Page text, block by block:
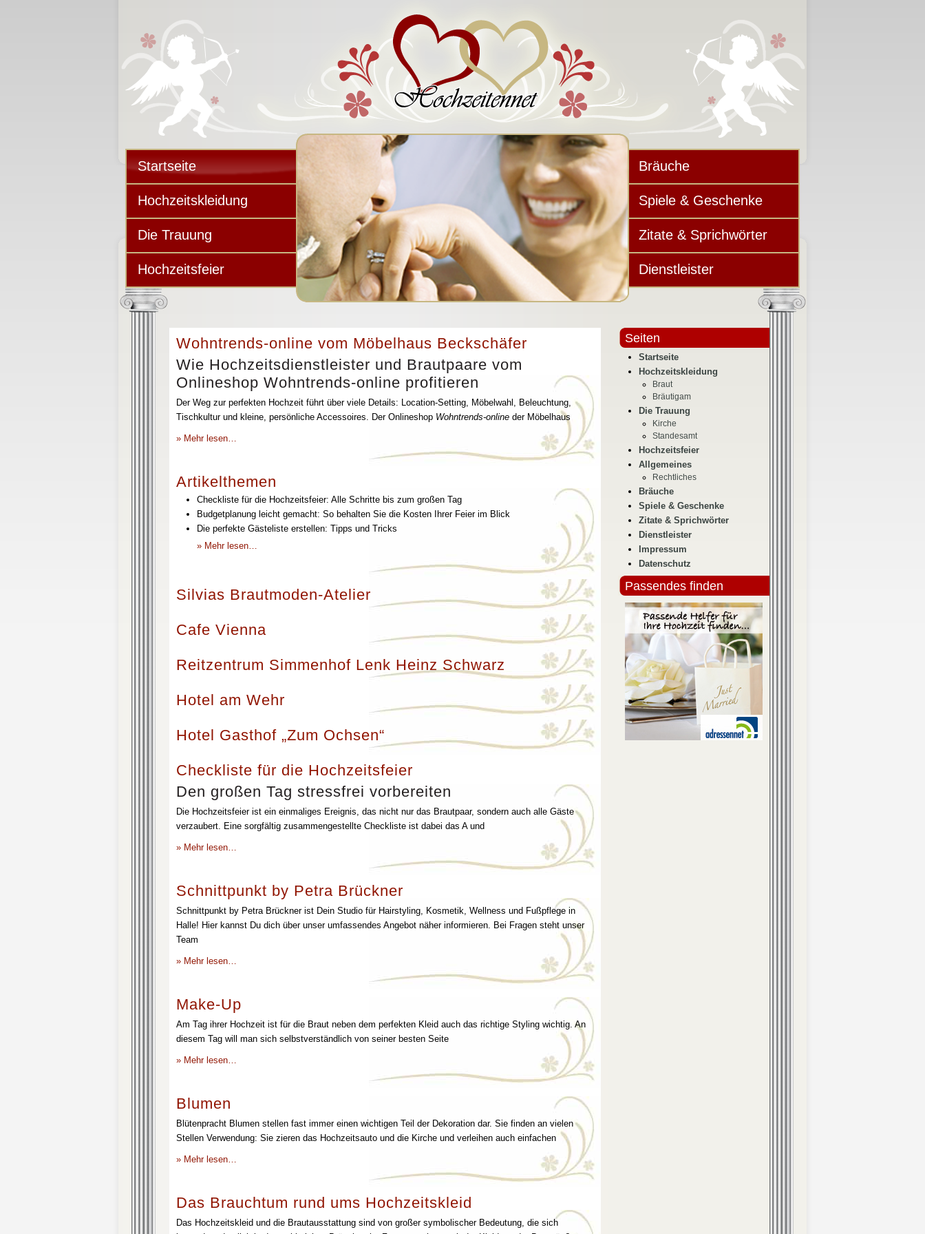
Startseite
Hochzeitskleidung
Die Trauung
Hochzeitsfeier
Bräuche
Spiele & Geschenke
Zitate & Sprichwörter
Dienstleister
Wohntrends-online vom Möbelhaus Beckschäfer
Wie Hochzeitsdienstleister und Brautpaare vom
Onlineshop Wohntrends-online profitieren
Der Weg zur perfekten Hochzeit führt über viele Details: Location-Setting, Möbelwahl, Beleuchtung,
Tischkultur und kleine, persönliche Accessoires. Der Onlineshop Wohntrends-online der Möbelhaus
» Mehr lesen…
Artikelthemen
Checkliste für die Hochzeitsfeier: Alle Schritte bis zum großen Tag
Budgetplanung leicht gemacht: So behalten Sie die Kosten Ihrer Feier im Blick
Die perfekte Gästeliste erstellen: Tipps und Tricks
» Mehr lesen…
Silvias Brautmoden-Atelier
Cafe Vienna
Reitzentrum Simmenhof Lenk Heinz Schwarz
Hotel am Wehr
Hotel Gasthof „Zum Ochsen“
Checkliste für die Hochzeitsfeier
Den großen Tag stressfrei vorbereiten
Die Hochzeitsfeier ist ein einmaliges Ereignis, das nicht nur das Brautpaar, sondern auch alle Gäste
verzaubert. Eine sorgfältig zusammengestellte Checkliste ist dabei das A und
» Mehr lesen…
Schnittpunkt by Petra Brückner
Schnittpunkt by Petra Brückner ist Dein Studio für Hairstyling, Kosmetik, Wellness und Fußpflege in
Halle! Hier kannst Du dich über unser umfassendes Angebot näher informieren. Bei Fragen steht unser
Team
» Mehr lesen…
Make-Up
Am Tag ihrer Hochzeit ist für die Braut neben dem perfekten Kleid auch das richtige Styling wichtig. An
diesem Tag will man sich selbstverständlich von seiner besten Seite
» Mehr lesen…
Blumen
Blütenpracht Blumen stellen fast immer einen wichtigen Teil der Dekoration dar. Sie finden an vielen
Stellen Verwendung: Sie zieren das Hochzeitsauto und die Kirche und verleihen auch einfachen
» Mehr lesen…
Das Brauchtum rund ums Hochzeitskleid
Das Hochzeitskleid und die Brautausstattung sind von großer symbolischer Bedeutung, die sich
Seiten
Startseite
Hochzeitskleidung
Braut
Bräutigam
Die Trauung
Kirche
Standesamt
Hochzeitsfeier
Allgemeines
Rechtliches
Bräuche
Spiele & Geschenke
Zitate & Sprichwörter
Dienstleister
Impressum
Datenschutz
Passendes finden